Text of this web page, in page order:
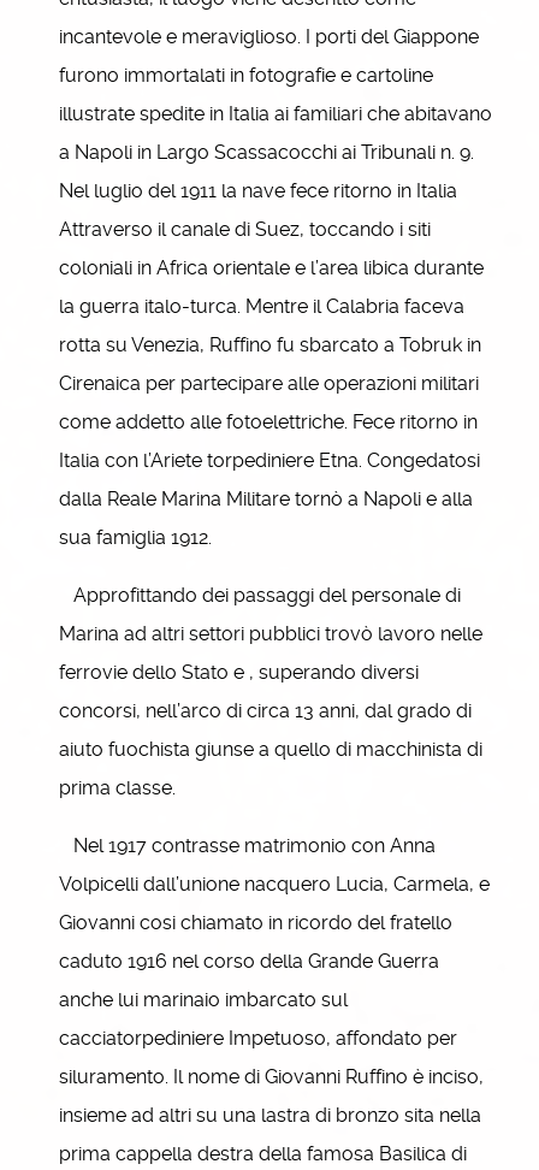
incantevole e meraviglioso. I porti del Giappone
furono immortalati in fotografie e cartoline
illustrate spedite in Italia ai familiari che abitavano
a Napoli in Largo Scassacocchi ai Tribunali n. 9.
Nel luglio del 1911 la nave fece ritorno in Italia
Attraverso il canale di Suez, toccando i siti
coloniali in Africa orientale e l’area libica durante
la guerra italo-turca. Mentre il Calabria faceva
rotta su Venezia, Ruffino fu sbarcato a Tobruk in
Cirenaica per partecipare alle operazioni militari
come addetto alle fotoelettriche. Fece ritorno in
Italia con l’Ariete torpediniere Etna. Congedatosi
dalla Reale Marina Militare tornò a Napoli e alla
sua famiglia 1912.
Approfittando dei passaggi del personale di
Marina ad altri settori pubblici trovò lavoro nelle
ferrovie dello Stato e , superando diversi
concorsi, nell’arco di circa 13 anni, dal grado di
aiuto fuochista giunse a quello di macchinista di
prima classe.
Nel 1917 contrasse matrimonio con Anna
Volpicelli dall’unione nacquero Lucia, Carmela, e
Giovanni cosi chiamato in ricordo del fratello
caduto 1916 nel corso della Grande Guerra
anche lui marinaio imbarcato sul
cacciatorpediniere Impetuoso, affondato per
siluramento. Il nome di Giovanni Ruffino è inciso,
insieme ad altri su una lastra di bronzo sita nella
prima cappella destra della famosa Basilica di